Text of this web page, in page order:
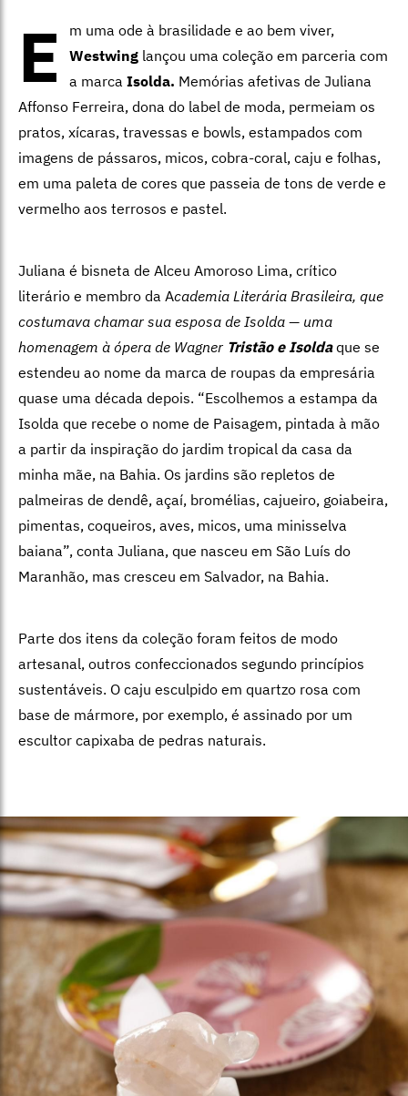
E
m uma ode à brasilidade e ao bem viver,
Westwing lançou uma coleção em parceria com
a marca Isolda. Memórias afetivas de Juliana
Affonso Ferreira, dona do label de moda, permeiam os
pratos, xícaras, travessas e bowls, estampados com
imagens de pássaros, micos, cobra-coral, caju e folhas,
em uma paleta de cores que passeia de tons de verde e
vermelho aos terrosos e pastel.
Juliana é bisneta de Alceu Amoroso Lima, crítico
literário e membro da Academia Literária Brasileira, que
costumava chamar sua esposa de Isolda — uma
homenagem à ópera de Wagner Tristão e Isoldaque se
estendeu ao nome da marca de roupas da empresária
quase uma década depois. “Escolhemos a estampa da
Isolda que recebe o nome de Paisagem, pintada à mão
a partir da inspiração do jardim tropical da casa da
minha mãe, na Bahia. Os jardins são repletos de
palmeiras de dendê, açaí, bromélias, cajueiro, goiabeira,
pimentas, coqueiros, aves, micos, uma minisselva
baiana”, conta Juliana, que nasceu em São Luís do
Maranhão, mas cresceu em Salvador, na Bahia.
Parte dos itens da coleção foram feitos de modo
artesanal, outros confeccionados segundo princípios
sustentáveis. O caju esculpido em quartzo rosa com
base de mármore, por exemplo, é assinado por um
escultor capixaba de pedras naturais.